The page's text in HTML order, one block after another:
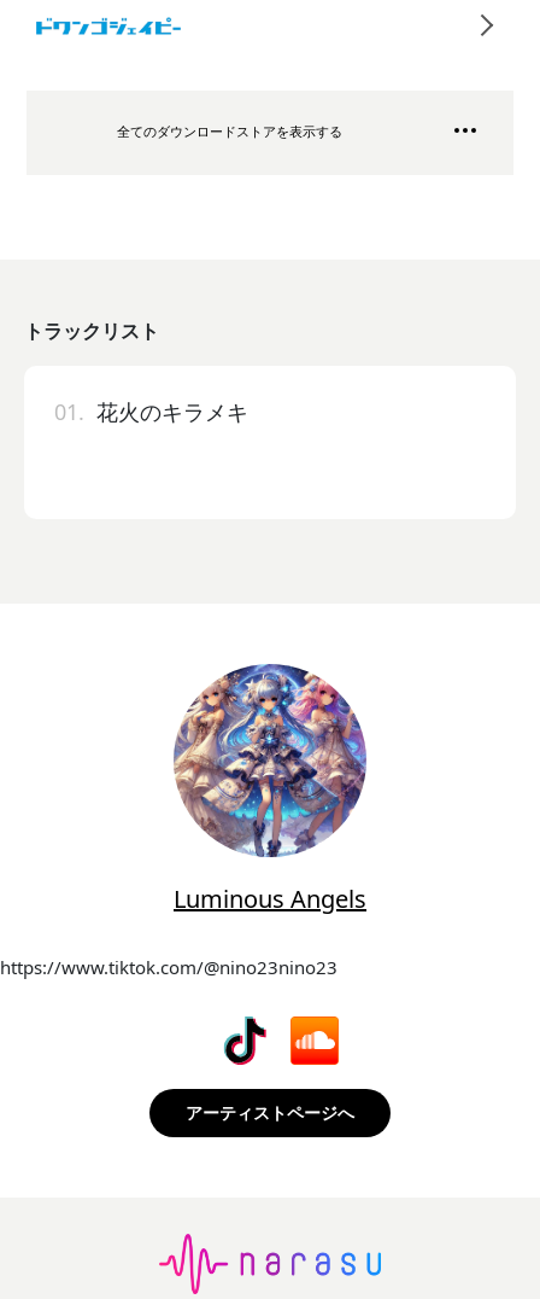
全てのダウンロードストアを表示する
トラックリスト
01. 花火のキラメキ
Luminous Angels
https://www.tiktok.com/@nino23nino23
アーティストページへ